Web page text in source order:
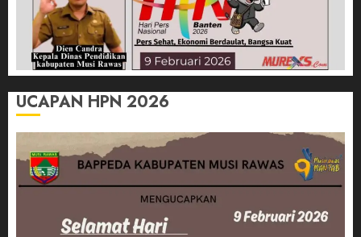
UCAPAN HPN 2026